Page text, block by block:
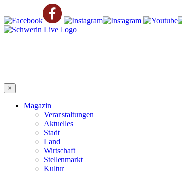
×
Magazin
Veranstaltungen
Aktuelles
Stadt
Land
Wirtschaft
Stellenmarkt
Kultur